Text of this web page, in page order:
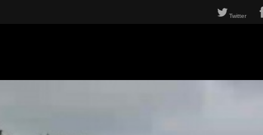
Twitter